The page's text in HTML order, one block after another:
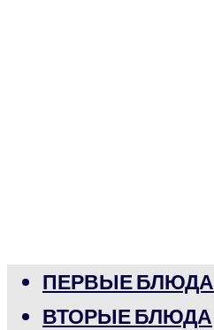
ПЕРВЫЕ БЛЮДА
ВТОРЫЕ БЛЮДА